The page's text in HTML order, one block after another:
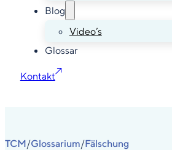
Blog
Video’s
Glossar
Kontakt
TCM/Glossarium/Fälschung